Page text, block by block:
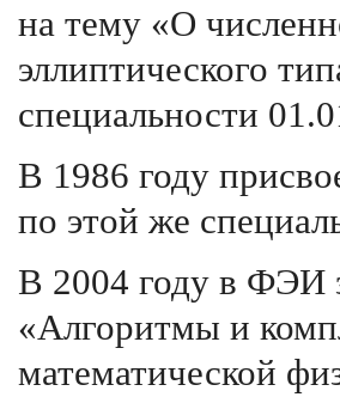
на тему «О
эллиптического
специальности
В 1986 году
по этой же
В 2004 году в ФЭИ
«Алгоритмы и
математической